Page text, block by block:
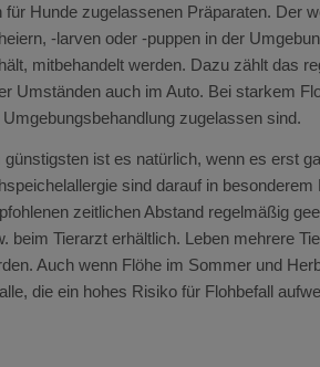
für Hunde zugelassenen Präparaten. Der
-larven oder -puppen in der
mitbehandelt werden. Dazu zählt das
Umständen auch im Auto. Bei starkem
Umgebungsbehandlung zugelassen sind.
günstigsten ist es natürlich, wenn es erst
sind darauf in
zeitlichen Abstand regelmäßig
beim Tierarzt erhältlich. Leben mehrere
Auch wenn Flöhe im Sommer und
die ein hohes Risiko für Flohbefall